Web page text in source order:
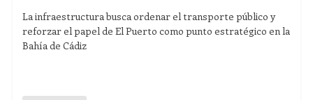
La infraestructura busca ordenar el transporte público y
reforzar el papel de El Puerto como punto estratégico en la
Bahía de Cádiz